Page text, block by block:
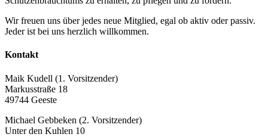
Wir freuen uns über jedes neue Mitglied, egal ob aktiv oder passiv.
Jeder ist bei uns herzlich willkommen.
Kontakt
Maik Kudell (1. Vorsitzender)
Markusstraße 18
49744 Geeste
Michael Gebbeken (2. Vorsitzender)
Unter den Kuhlen 10